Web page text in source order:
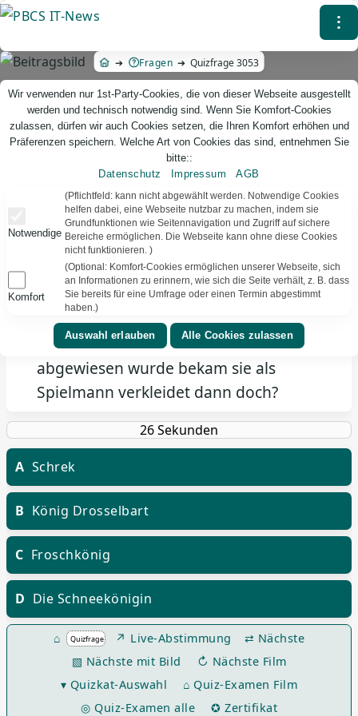
Direkt
Inhalt
⁝
Fragen Quizfrage 3053
PBCS IT-News – IT. Web. Einfach. Webdesign, Analyse & Beratung
Quizfrage 3053
Bereit TEXT VORLESEN
▾ Film ⚑
Welcher König der von einer Prinzessin
abgewiesen wurde bekam sie als
Spielmann verkleidet dann doch?
A Schrek
B König Drosselbart
C Froschkönig
D Die Schneekönigin
⌂ ↗ Live-Abstimmung
⇄ Nächste
▧ Nächste mit Bild
↻ Nächste Film
▾ Quizkat-Auswahl
⌂ Quiz-Examen Film
◎ Quiz-Examen alle
✪ Zertifikat
Wir verwenden nur 1st-Party-Cookies, die von dieser Webseite ausgestellt
werden und technisch notwendig sind. Wenn Sie Komfort-Cookies
zulassen, dürfen wir auch Cookies setzen, die Ihren Komfort erhöhen und
Präferenzen speichern. Welche Art von Cookies das sind, entnehmen Sie
bitte::
Datenschutz
Impressum AGB
Notwendige
(Pflichtfeld: kann nicht abgewählt werden. Notwendige Cookies
helfen dabei, eine Webseite nutzbar zu machen, indem sie
Grundfunktionen wie Seitennavigation und Zugriff auf sichere
Bereiche ermöglichen. Die Webseite kann ohne diese Cookies
nicht funktionieren. )
Komfort
(Optional: Komfort-Cookies ermöglichen unserer Webseite, sich
an Informationen zu erinnern, wie sich die Seite verhält, z. B. dass
Sie bereits für eine Umfrage oder einen Termin abgestimmt
haben.)